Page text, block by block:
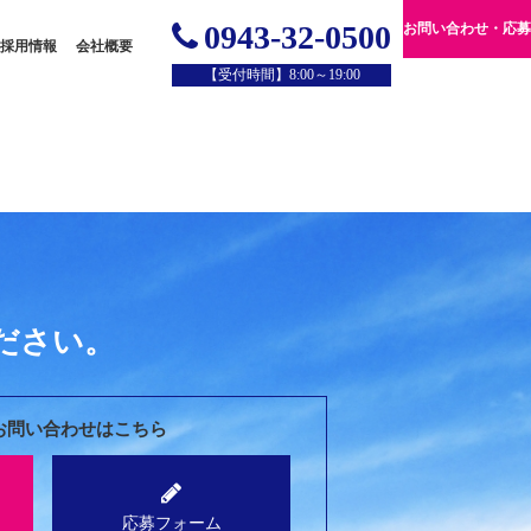
採用情報 会社概要 0943-32-0500
【受付時間】8:00～19:00
お問い合わせ・応募
い。
問い合わせはこちら
応募フォーム